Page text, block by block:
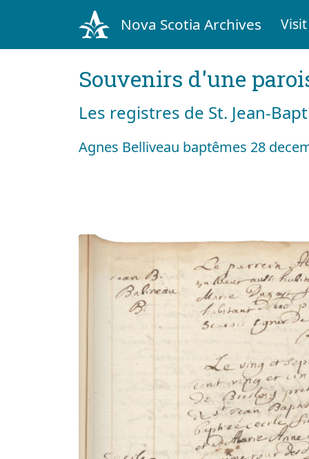
Nova Scotia Archives Visit
Souvenirs d'une
Les registres de St. Jean-
Agnes Belliveau baptêmes 28